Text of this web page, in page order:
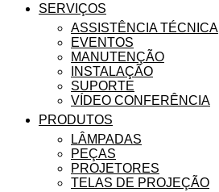
SERVIÇOS
ASSISTÊNCIA TÉCNICA
EVENTOS
MANUTENÇÃO
INSTALAÇÃO
SUPORTE
VÍDEO CONFERÊNCIA
PRODUTOS
LÂMPADAS
PEÇAS
PROJETORES
TELAS DE PROJEÇÃO